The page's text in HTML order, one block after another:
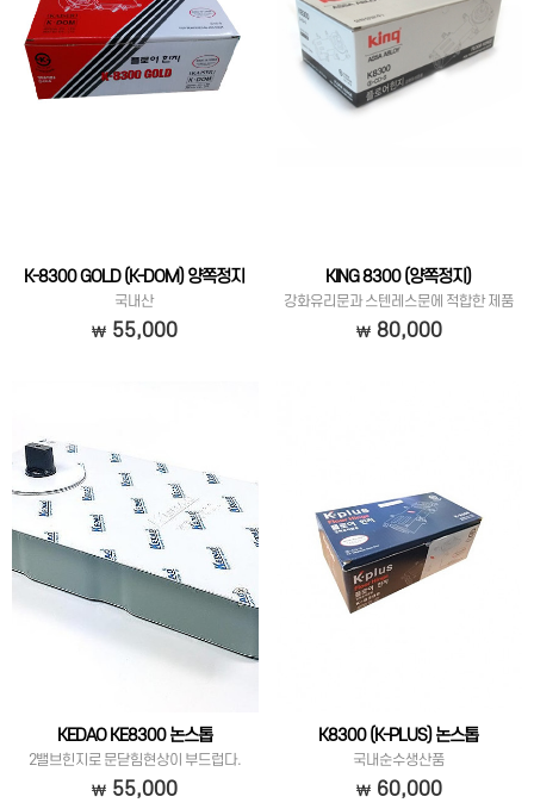
K-8300 GOLD (K-DOM) 양쪽정지
국내산
55,000
KING 8300 (양쪽정지)
강화유리문과 스텐레스문에 적합한 제품
입니다.
80,000
KEDAO KE8300 논스톱
2밸브힌지로 문닫힘현상이 부드럽다.
55,000
K8300 (K-PLUS) 논스톱
국내순수생산품
60,000